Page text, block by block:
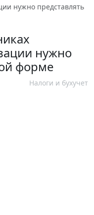
нужно представлять
нужно
форме
Налоги и бухучет